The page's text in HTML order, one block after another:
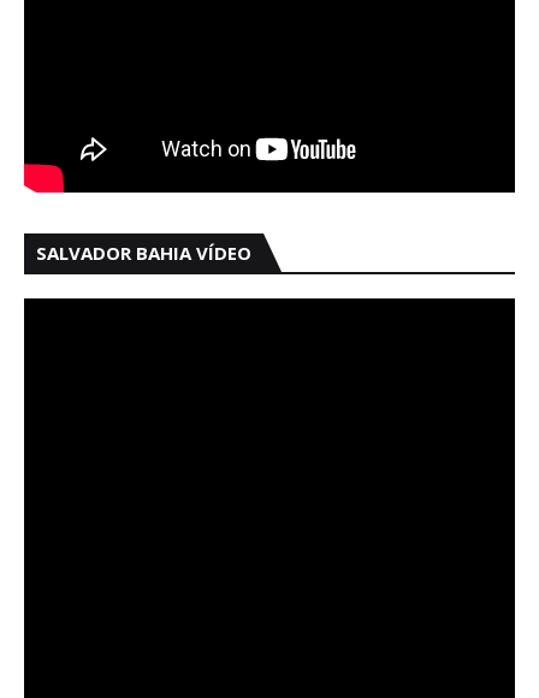
SALVADOR BAHIA VÍDEO